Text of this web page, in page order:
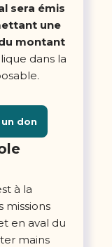
sera émis
une
montant
dans la
don
à la
missions
en aval du
mains